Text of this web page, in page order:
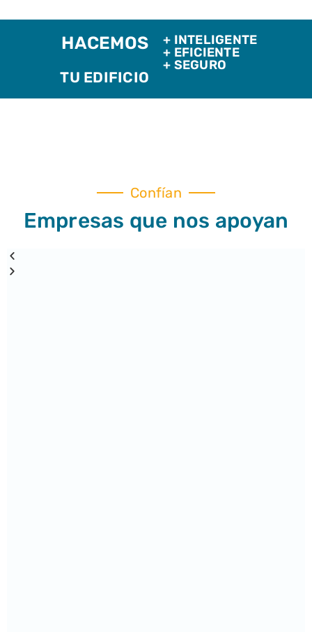
HACEMOS
TU EDIFICIO
+ INTELIGENTE
+ EFICIENTE
+ SEGURO
Confían
Empresas que nos apoyan